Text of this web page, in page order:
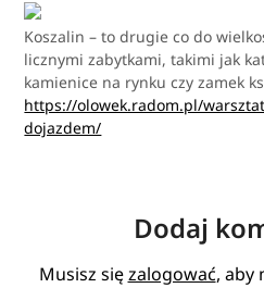
Koszalin – to drugie co do
licznymi zabytkami, takimi jak
kamienice na rynku czy zamek
https://olowek.radom.pl/
dojazdem/
Dodaj
Musisz sięzalogować, aby